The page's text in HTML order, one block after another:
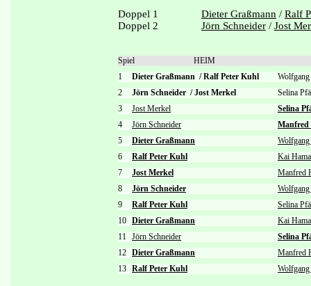
Doppel 1 Dieter Graßmann / Ralf
Doppel 2
Jörn Schneider / Jost
Spiel
HEIM
1
Dieter Graßmann /Ralf Peter Kuhl
2
Jörn Schneider /Jost Merkel
Selina
3
Jost Merkel
Selina
4
Jörn Schneider
Manfred
5
Dieter Graßmann
6
Ralf Peter Kuhl
Kai
7
Jost Merkel
Manfred
8
Jörn Schneider
9
Ralf Peter Kuhl
Selina
10 Dieter Graßmann
Kai
11 Jörn Schneider
Selina
12 Dieter Graßmann
Manfred
13 Ralf Peter Kuhl